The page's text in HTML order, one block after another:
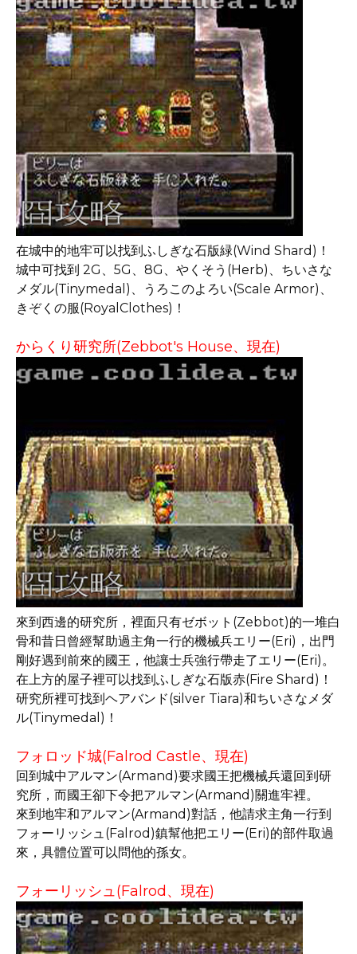
在城中的地牢可以找到ふしぎな石版緑(Wind Shard)！
城中可找到 2G、5G、8G、やくそう(Herb)、ちいさな
メダル(Tinymedal)、うろこのよろい(Scale Armor)、
きぞくの服(RoyalClothes)！
からくり研究所(Zebbot's House、現在)
來到西邊的研究所，裡面只有ゼボット(Zebbot)的一堆白
骨和昔日曾經幫助過主角一行的機械兵エリー(Eri)，出門
剛好遇到前來的國王，他讓士兵強行帶走了エリー(Eri)。
在上方的屋子裡可以找到ふしぎな石版赤(Fire Shard)！
研究所裡可找到ヘアバンド(silver Tiara)和ちいさなメダ
ル(Tinymedal)！
フォロッド城(Falrod Castle、現在)
回到城中アルマン(Armand)要求國王把機械兵還回到研
究所，而國王卻下令把アルマン(Armand)關進牢裡。
來到地牢和アルマン(Armand)對話，他請求主角一行到
フォーリッシュ(Falrod)鎮幫他把エリー(Eri)的部件取過
來，具體位置可以問他的孫女。
フォーリッシュ(Falrod、現在)